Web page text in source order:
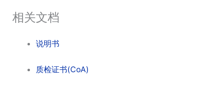
相关文档
说明书
质检证书(CoA)